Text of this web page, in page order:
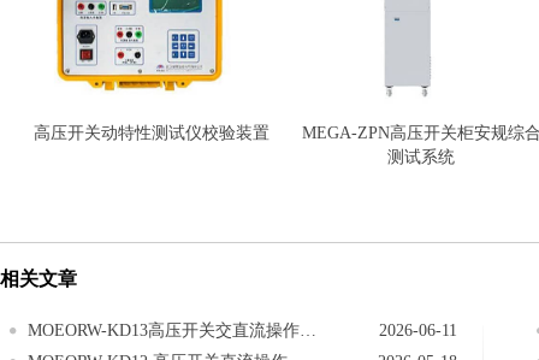
高压开关动特性测试仪校验装置
MEGA-ZPN高压开关柜安规综
测试系统
相关文章
MOEORW-KD13高压开关交直流操作电源交流电源操作
2026-06-11